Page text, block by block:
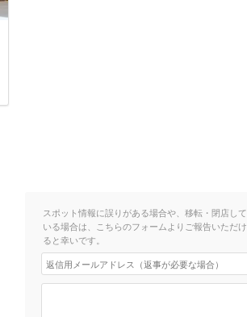
スポット情報に誤りがある場合や、移転・閉店して
いる場合は、こちらのフォームよりご報告いただけ
ると幸いです。